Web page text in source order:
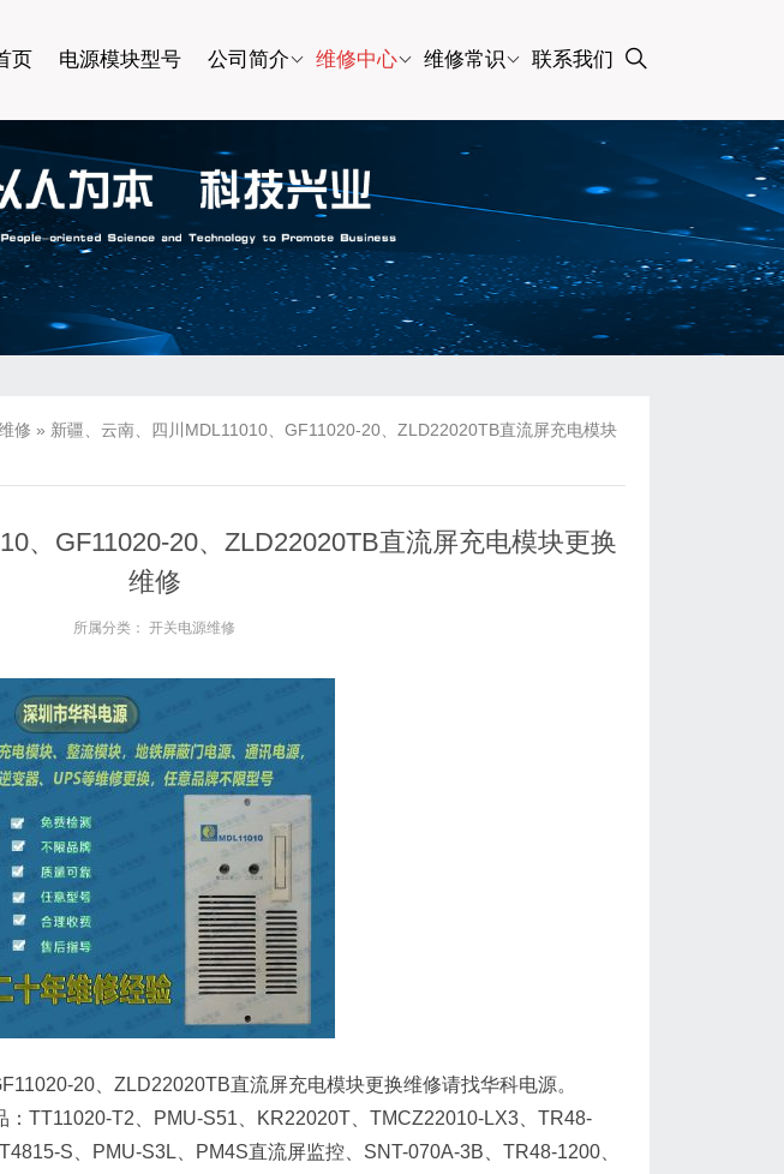
页 电源模块型号 公司简介 维修中心 维修常识 联系我们
修 » 新疆、云南、四川MDL11010、GF11020-20、ZLD22020TB直流屏充电模块
、GF11020-20、ZLD22020TB直流屏充电模块更换
维修
所属分类： 开关电源维修
20、ZLD22020TB直流屏充电模块更换维修请找华科电源。
：TT11020-T2、PMU-S51、KR22020T、TMCZ22010-LX3、TR48-
S、PMU-S3L、PM4S直流屏监控、SNT-070A-3B、TR48-1200、